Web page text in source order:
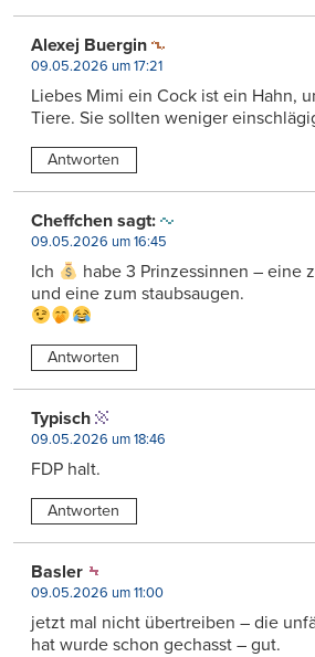
Alexej Buergin
09.05.2026 um 17:21
Liebes Mimi ein Cock ist ein Hahn,
Tiere. Sie sollten weniger
Antworten
Cheffchen sagt:
09.05.2026 um 16:45
Ich
habe 3 Prinzessinnen – eine
und eine zum staubsaugen.
Antworten
Typisch
09.05.2026 um 18:46
FDP halt.
Antworten
Basler
09.05.2026 um 11:00
jetzt mal nicht übertreiben – die
hat wurde schon gechasst – gut.